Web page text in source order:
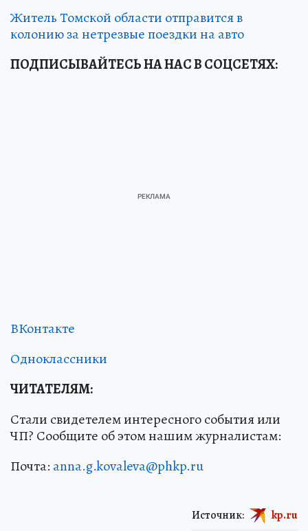
Житель Томской области отправится в
колонию за нетрезвые поездки на авто
ПОДПИСЫВАЙТЕСЬ НА НАС В СОЦСЕТЯХ:
ВКонтакте
Одноклассники
ЧИТАТЕЛЯМ:
Стали свидетелем интересного события или
ЧП? Сообщите об этом нашим журналистам:
Почта: anna.g.kovaleva@phkp.ru
Источник: kp.ru